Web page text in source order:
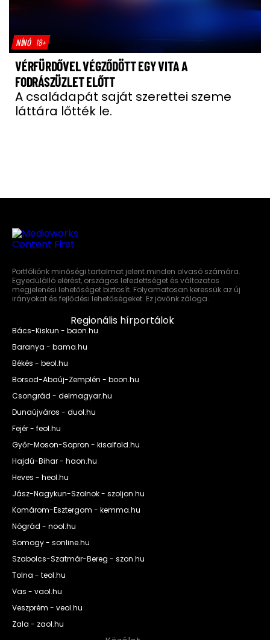
NÍNÓ 18+
VÉRFÜRDŐVEL VÉGZŐDÖTT EGY VITA A
FODRÁSZÜZLET ELŐTT
A családapát saját szerettei szeme
láttára lőtték le.
Portfóliónk minőségi tartalmat jelent minden olvasó számára.
Egyedülálló elérést, országos lefedettséget és változatos
megjelenési lehetőséget biztosít. Folyamatosan keressük az új
irányokat és fejlődési lehetőségeket. Ez jövőnk záloga.
Regionális hírportálok
Bács-Kiskun - baon.hu
Baranya - bama.hu
Békés - beol.hu
Borsod-Abaúj-Zemplén - boon.hu
Csongrád - delmagyar.hu
Dunaújváros - duol.hu
Fejér - feol.hu
Győr-Moson-Sopron - kisalfold.hu
Hajdú-Bihar - haon.hu
Heves - heol.hu
Jász-Nagykun-Szolnok - szoljon.hu
Komárom-Esztergom - kemma.hu
Nógrád - nool.hu
Somogy - sonline.hu
Szabolcs-Szatmár-Bereg - szon.hu
Tolna - teol.hu
Vas - vaol.hu
Veszprém - veol.hu
Zala - zaol.hu